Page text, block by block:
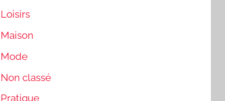
Loisirs
Maison
Mode
Non classé
Pratique